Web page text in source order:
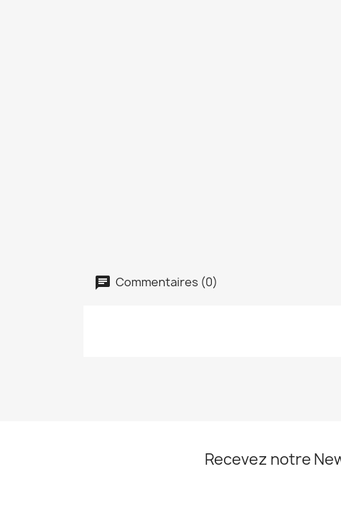
Commentaires (0)
Recevez notre